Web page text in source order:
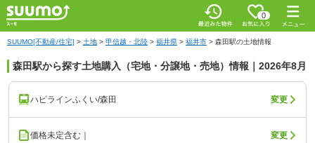
0
SUUMO[不動産/住宅] > 土地 > 甲信越・北陸 > 福井県 > 福井市 > 森田駅の土地情報
森田駅から探す土地購入（宅地・分譲地・売地）情報｜2026年8月
ハピラインふくい/森田 変更
価格未定含む｜ 変更